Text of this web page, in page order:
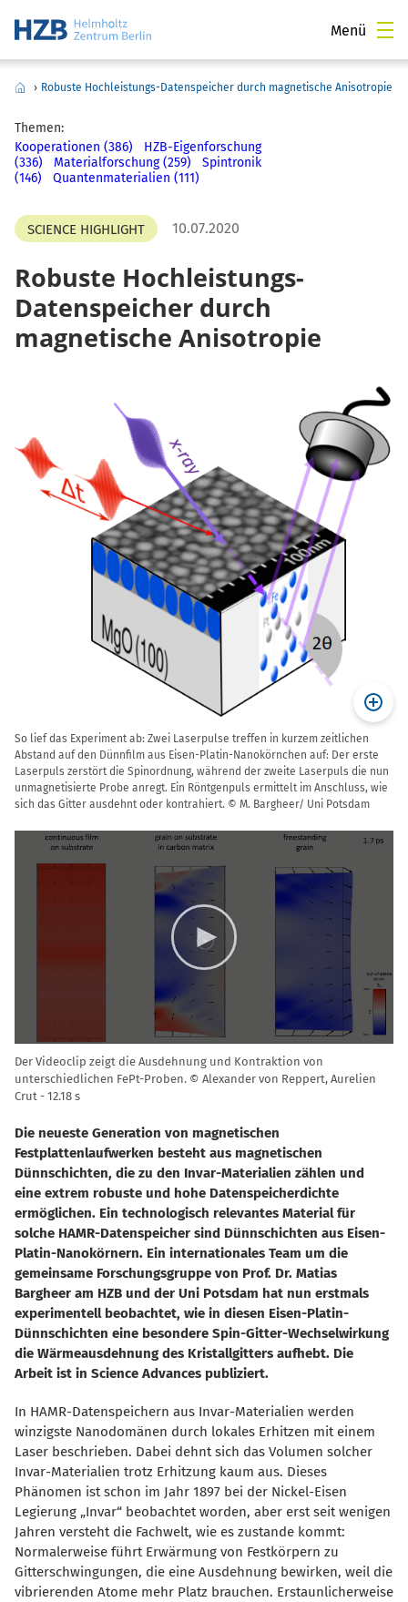
Menü
› Robuste Hochleistungs-Datenspeicher durch magnetische Anisotropie
Themen:
Kooperationen (386)
HZB-Eigenforschung
(336)
Materialforschung (259)
Spintronik
(146)
Quantenmaterialien (111)
SCIENCE HIGHLIGHT 10.07.2020
Robuste Hochleistungs-
Datenspeicher durch
magnetische Anisotropie
So lief das Experiment ab: Zwei Laserpulse treffen in kurzem zeitlichen
Abstand auf den Dünnfilm aus Eisen-Platin-Nanokörnchen auf: Der erste
Laserpuls zerstört die Spinordnung, während der zweite Laserpuls die nun
unmagnetisierte Probe anregt. Ein Röntgenpuls ermittelt im Anschluss, wie
sich das Gitter ausdehnt oder kontrahiert. © M. Bargheer/ Uni Potsdam
Video
Player
Der Videoclip zeigt die Ausdehnung und Kontraktion von
unterschiedlichen FePt-Proben. © Alexander von Reppert, Aurelien
Crut
12.18 s
Die neueste Generation von magnetischen
Festplattenlaufwerken besteht aus magnetischen
Dünnschichten, die zu den Invar-Materialien zählen und
eine extrem robuste und hohe Datenspeicherdichte
ermöglichen. Ein technologisch relevantes Material für
solche HAMR-Datenspeicher sind Dünnschichten aus Eisen-
Platin-Nanokörnern. Ein internationales Team um die
gemeinsame Forschungsgruppe von Prof. Dr. Matias
Bargheer am HZB und der Uni Potsdam hat nun erstmals
experimentell beobachtet, wie in diesen Eisen-Platin-
Dünnschichten eine besondere Spin-Gitter-Wechselwirkung
die Wärmeausdehnung des Kristallgitters aufhebt. Die
Arbeit ist in Science Advances publiziert.
In HAMR-Datenspeichern aus Invar-Materialien werden
winzigste Nanodomänen durch lokales Erhitzen mit einem
Laser beschrieben. Dabei dehnt sich das Volumen solcher
Invar-Materialien trotz Erhitzung kaum aus. Dieses
Phänomen ist schon im Jahr 1897 bei der Nickel-Eisen
Legierung „Invar“ beobachtet worden, aber erst seit wenigen
Jahren versteht die Fachwelt, wie es zustande kommt:
Normalerweise führt Erwärmung von Festkörpern zu
Gitterschwingungen, die eine Ausdehnung bewirken, weil die
vibrierenden Atome mehr Platz brauchen. Erstaunlicherweise